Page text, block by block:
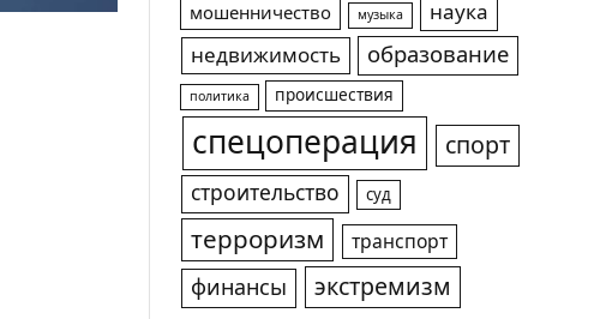
мошенничество музыка
наука
недвижимость
образование
политика происшествия
спецоперация спорт
строительство суд
терроризм транспорт
финансы экстремизм